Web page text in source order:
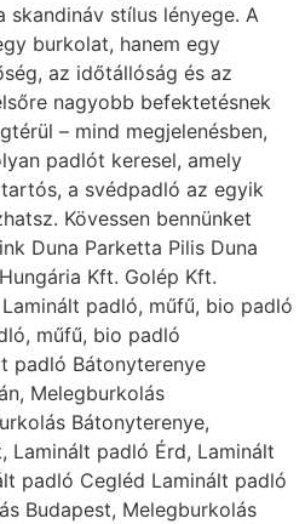
skandináv stílus lényege. A
burkolat, hanem egy
az időtállóság és az
nagyobb befektetésnek
– mind megjelenésben,
padlót keresel, amely
a svédpadló az egyik
Kövessen bennünket
Duna Parketta Pilis Duna
Kft. Golép Kft.
padló, műfű, bio padló
műfű, bio padló
padló Bátonyterenye
Melegburkolás
Bátonyterenye,
Laminált padló Érd, Laminált
padló Cegléd Laminált padló
Budapest, Melegburkolás